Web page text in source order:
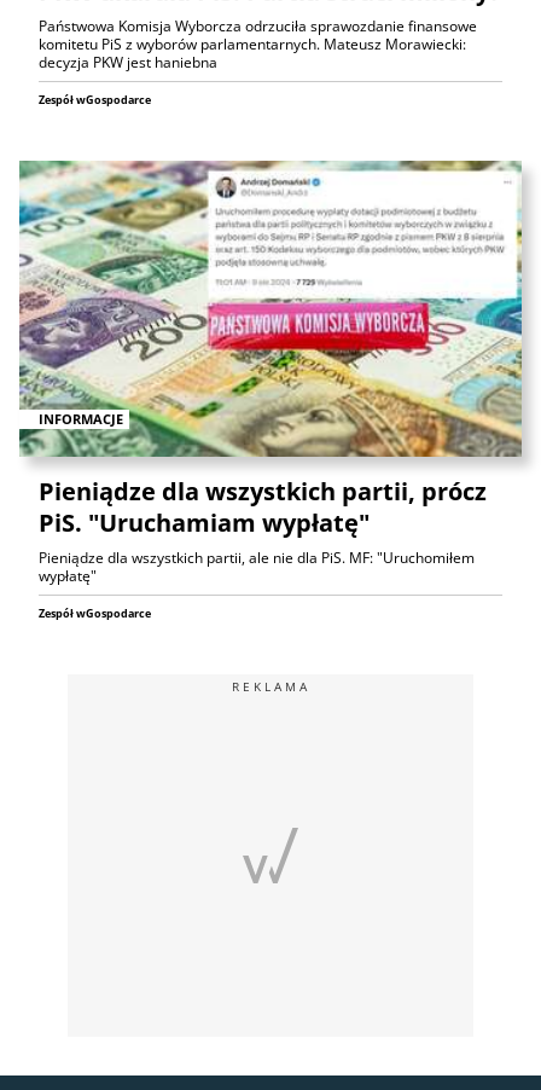
Państwowa Komisja Wyborcza odrzuciła sprawozdanie finansowe
komitetu PiS z wyborów parlamentarnych. Mateusz Morawiecki:
decyzja PKW jest haniebna
Zespół wGospodarce
INFORMACJE
Pieniądze dla wszystkich partii, prócz
PiS. "Uruchamiam wypłatę"
Pieniądze dla wszystkich partii, ale nie dla PiS. MF: "Uruchomiłem
wypłatę"
Zespół wGospodarce
REKLAMA